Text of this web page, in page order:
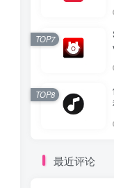
TOP7
TOP8
最近评论